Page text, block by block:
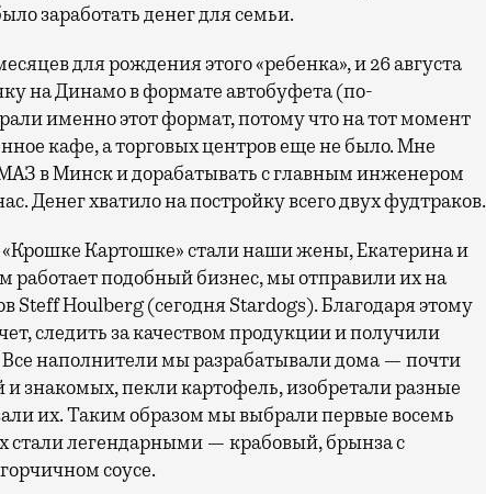
заработать денег для семьи.
для рождения этого «ребенка», и 26 августа
на Динамо в формате автобуфета (по-
именно этот формат, потому что на тот момент
кафе, а торговых центров еще не было. Мне
в Минск и дорабатывать с главным инженером
Денег хватило на постройку всего двух фудтраков.
Картошке» стали наши жены, Екатерина и
работает подобный бизнес, мы отправили их на
Steff Houlberg (сегодня Stardogs). Благодаря этому
следить за качеством продукции и получили
наполнители мы разрабатывали дома — почти
знакомых, пекли картофель, изобретали разные
их. Таким образом мы выбрали первые восемь
стали легендарными — крабовый, брынза с
соусе.